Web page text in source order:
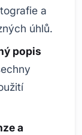
a
úhlů.
popis
a